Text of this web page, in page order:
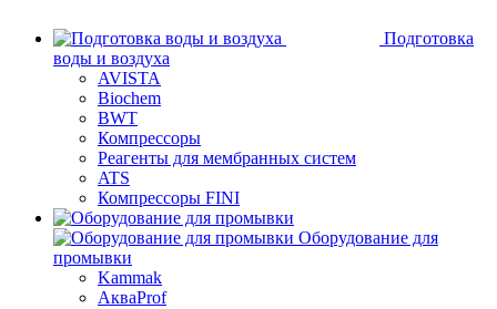
Подготовка
воды и воздуха
AVISTA
Biochem
BWT
Компрессоры
Реагенты для мембранных систем
ATS
Компрессоры FINI
Оборудование для
промывки
Kammak
АкваProf